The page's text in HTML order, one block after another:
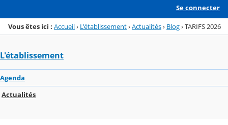
Se connecter
Vous êtes ici : Accueil› L'établissement›Actualités› Blog›TARIFS 2026
L'établissement
Agenda
Actualités